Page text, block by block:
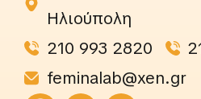
Ηλιούπολη
210 993 2820
feminalab@xen.gr